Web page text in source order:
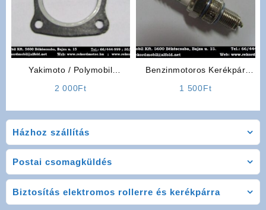
Házhoz szállítás
Postai csomagküldés
Biztosítás elektromos rollerre és kerékpárra
Yakimoto / Polymobil
2 000Ft
Benzinmotoros Kerékpár
1 500Ft